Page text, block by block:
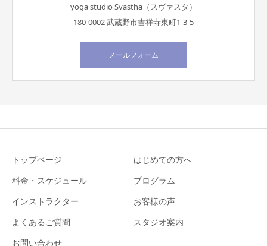
yoga studio Svastha（スヴァスタ）
180-0002 武蔵野市吉祥寺東町1-3-5
メールフォーム
トップページ
はじめての方へ
料金・スケジュール
プログラム
インストラクター
お客様の声
よくあるご質問
スタジオ案内
お問い合わせ